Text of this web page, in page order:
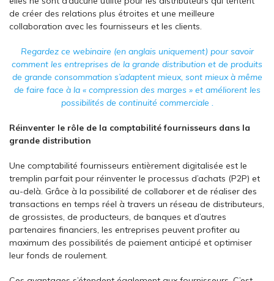
de créer des relations plus étroites et une meilleure
collaboration avec les fournisseurs et les clients.
Regardez ce webinaire (en anglais uniquement) pour savoir
comment les entreprises de la grande distribution et de produits
de grande consommation s’adaptent mieux, sont mieux à même
de faire face à la « compression des marges » et améliorent les
possibilités de continuité commerciale .
Réinventer le rôle de la comptabilité fournisseurs dans la
grande distribution
Une comptabilité fournisseurs entièrement digitalisée est le
tremplin parfait pour réinventer le processus d’achats (P2P) et
au-delà. Grâce à la possibilité de collaborer et de réaliser des
transactions en temps réel à travers un réseau de distributeurs,
de grossistes, de producteurs, de banques et d’autres
partenaires financiers, les entreprises peuvent profiter au
maximum des possibilités de paiement anticipé et optimiser
leur fonds de roulement.